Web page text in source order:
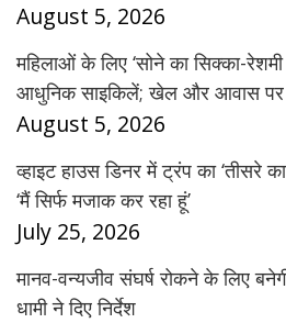
August 5, 2026
महिलाओं के लिए ‘सोने का सिक्का-रेशमी
आधुनिक साइकिलें; खेल और आवास पर
August 5, 2026
व्हाइट हाउस डिनर में ट्रंप का ‘तीसरे
‘मैं सिर्फ मजाक कर रहा हूं’
July 25, 2026
मानव-वन्यजीव संघर्ष रोकने के लिए
धामी ने दिए निर्देश